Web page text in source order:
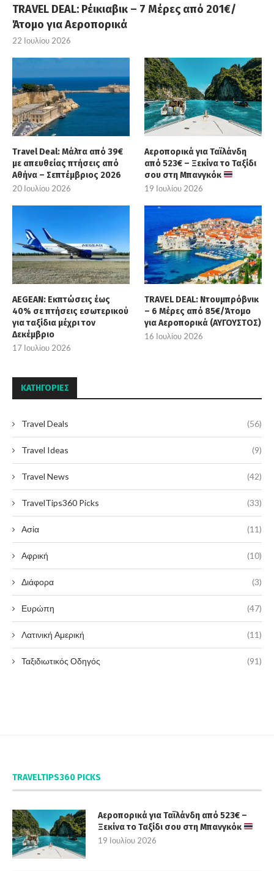
TRAVEL DEAL: Ρέικιαβικ – 7 Μέρες από 201€/
Άτομο για Αεροπορικά
22 Ιουλίου 2026
Travel Deal: Μάλτα από 39€
με απευθείας πτήσεις από
Αθήνα – Σεπτέμβριος 2026
20 Ιουλίου 2026
Αεροπορικά για Ταϊλάνδη
από 523€ – Ξεκίνα το Ταξίδι
σου στη Μπανγκόκ
19 Ιουλίου 2026
AEGEAN: Εκπτώσεις έως
40% σε πτήσεις εσωτερικού
για ταξίδια μέχρι τον
Δεκέμβριο
17 Ιουλίου 2026
TRAVEL DEAL: Ντουμπρόβνικ
– 6 Μέρες από 85€/Άτομο
για Αεροπορικά (ΑΥΓΟΥΣΤΟΣ)
16 Ιουλίου 2026
KΑΤΗΓΟΡΊΕΣ
Travel Deals (56)
Travel Ideas (9)
Travel News (42)
TravelTips360 Picks (33)
Ασία (11)
Αφρική (10)
Διάφορα (3)
Ευρώπη (47)
Λατινική Αμερική (11)
Ταξιδιωτικός Οδηγός (91)
TRAVELTIPS360 PICKS
Αεροπορικά για Ταϊλάνδη από 523€ –
Ξεκίνα το Ταξίδι σου στη Μπανγκόκ
19 Ιουλίου 2026